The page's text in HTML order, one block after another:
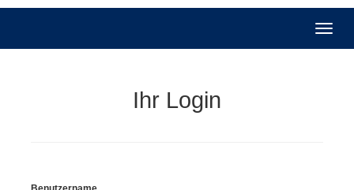
Ihr Login